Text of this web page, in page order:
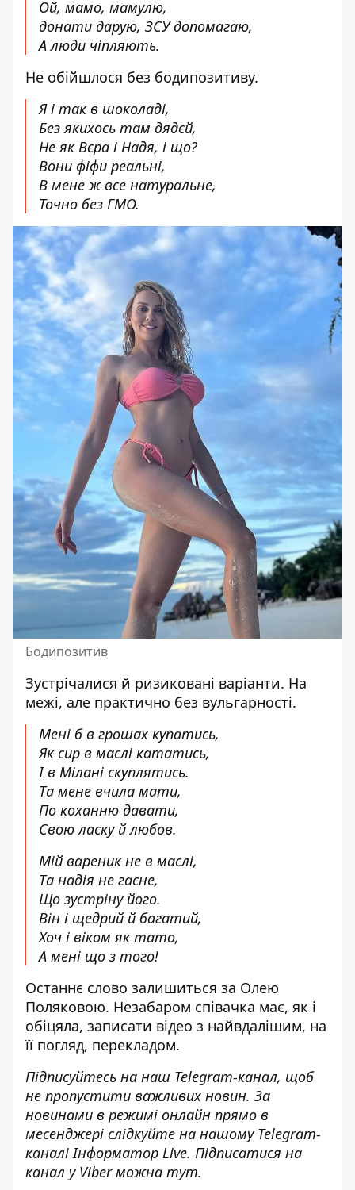
Ой, мамо, мамулю,
донати дарую, ЗСУ допомагаю,
А люди чіпляють.
Не обійшлося без бодипозитиву.
Я і так в шоколаді,
Без якихось там дядєй,
Не як Вєра і Надя, і що?
Вони фіфи реальні,
В мене ж все натуральне,
Точно без ГМО.
Бодипозитив
Зустрічалися й ризиковані варіанти. На
межі, але практично без вульгарності.
Мені б в грошах купатись,
Як сир в маслі кататись,
І в Мілані скуплятись.
Та мене вчила мати,
По коханню давати,
Свою ласку й любов.
Мій вареник не в маслі,
Та надія не гасне,
Що зустріну його.
Він і щедрий й багатий,
Хоч і віком як тато,
А мені що з того!
Останнє слово залишиться за Олею
Поляковою. Незабаром співачка має, як і
обіцяла, записати відео з найвдалішим, на
її погляд, перекладом.
Підписуйтесь на наш Telegram-канал, щоб
не пропустити важливих новин. За
новинами в режимі онлайн прямо в
месенджері слідкуйте на нашому Telegram-
каналіІнформатор Live. Підписатися на
канал у Viber можна тут.